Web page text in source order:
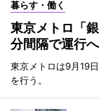
暮らす・働く
東京メトロ「
分間隔で運行へ
東京メトロは9月19
を行う。